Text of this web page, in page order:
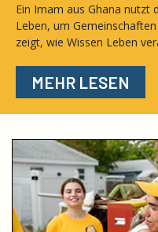
Ein Imam aus Ghana nutzt
Leben, um
zeigt, wie Wissen Leben
MEHR LESEN